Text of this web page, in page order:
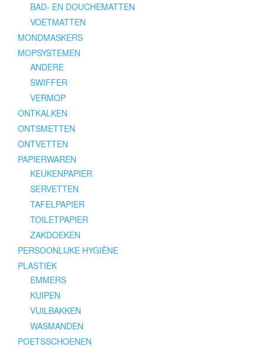
BAD- EN DOUCHEMATTEN
VOETMATTEN
MONDMASKERS
MOPSYSTEMEN
ANDERE
SWIFFER
VERMOP
ONTKALKEN
ONTSMETTEN
ONTVETTEN
PAPIERWAREN
KEUKENPAPIER
SERVETTEN
TAFELPAPIER
TOILETPAPIER
ZAKDOEKEN
PERSOONLIJKE HYGIËNE
PLASTIEK
EMMERS
KUIPEN
VUILBAKKEN
WASMANDEN
POETSSCHOENEN